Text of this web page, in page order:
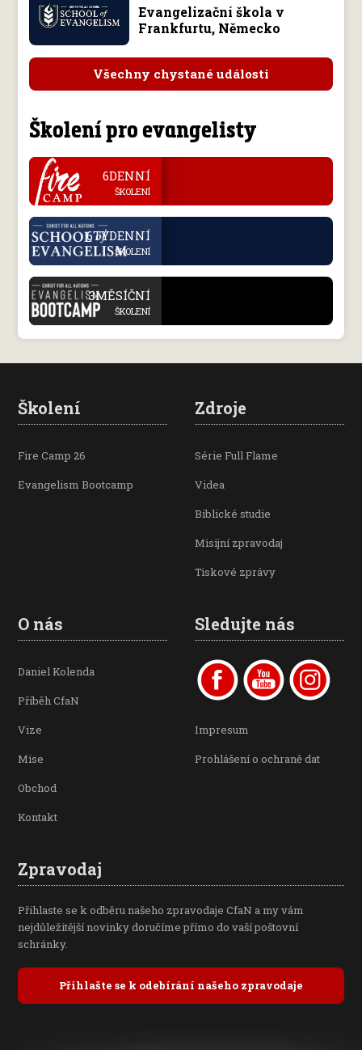
Evangelizační škola v
Frankfurtu, Německo
Všechny chystané události
Školení pro evangelisty
. 6DENNÍ
ŠKOLENÍ
. 6TÝDENNÍ
ŠKOLENÍ
. 3MĚSÍČNÍ
ŠKOLENÍ
Školení
Fire Camp 26
Evangelism Bootcamp
Zdroje
Série Full Flame
Videa
Biblické studie
Misijní zpravodaj
Tiskové zprávy
O nás
Daniel Kolenda
Příběh CfaN
Vize
Mise
Obchod
Kontakt
Sledujte nás
Impresum
Prohlášení o ochraně dat
Zpravodaj
Přihlaste se k odběru našeho zpravodaje CfaN a my vám
nejdůležitější novinky doručíme přímo do vaší poštovní
schránky.
Přihlašte se k odebírání našeho zpravodaje